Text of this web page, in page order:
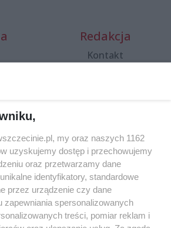
Redakcja
Kontakt
Specjalny koncert z okazji
20. urodzin portalu
wSzczecinie.pl
Regulamin konkursów
śniadaniówka "Hej
Szczecin! Jest piątek!"
my oraz naszych 1162
uzyskujemy dostęp i przechowujemy
oraz przetwarzamy dane
identyfikatory, standardowe
przez urządzenie czy dane
zapewniania spersonalizowanych
treści, pomiar reklam i